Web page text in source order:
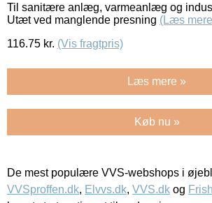
Til sanitære anlæg, varmeanlæg og
Utæt ved manglende presning (Læs
116.75 kr. (Vis fragtpris)
Læs mere »
Køb nu »
De mest populære VVS-webshops i
VVSproffen.dk, Elvvs.dk, VVS.dk og